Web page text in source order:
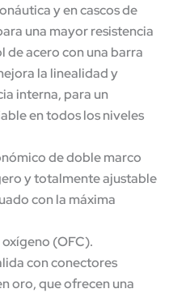
y en cascos de
una mayor resistencia
de acero con una barra
la linealidad y
interna, para un
en todos los niveles
de doble marco
y totalmente ajustable
con la máxima
(OFC).
con conectores
oro, que ofrecen una